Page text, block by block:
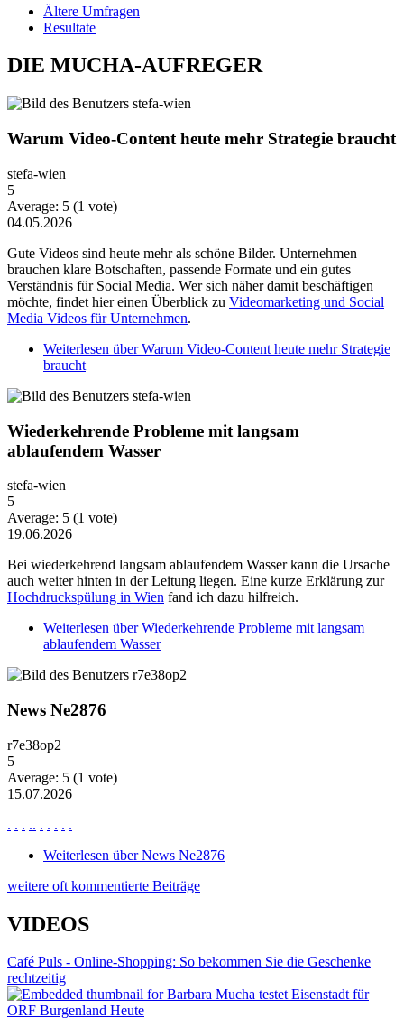
Ältere Umfragen
Resultate
DIE MUCHA-AUFREGER
Warum Video-Content heute mehr Strategie braucht
stefa-wien
5
Average: 5 (1 vote)
04.05.2026
Gute Videos sind heute mehr als schöne Bilder. Unternehmen
brauchen klare Botschaften, passende Formate und ein gutes
Verständnis für Social Media. Wer sich näher damit beschäftigen
möchte, findet hier einen Überblick zu Videomarketing und Social
Media Videos für Unternehmen.
Weiterlesen über Warum Video-Content heute mehr Strategie
braucht
Wiederkehrende Probleme mit langsam
ablaufendem Wasser
stefa-wien
5
Average: 5 (1 vote)
19.06.2026
Bei wiederkehrend langsam ablaufendem Wasser kann die Ursache
auch weiter hinten in der Leitung liegen. Eine kurze Erklärung zur
Hochdruckspülung in Wien fand ich dazu hilfreich.
Weiterlesen über Wiederkehrende Probleme mit langsam
ablaufendem Wasser
News Ne2876
r7e38op2
5
Average: 5 (1 vote)
15.07.2026
. . . .. . . . . .
Weiterlesen über News Ne2876
weitere oft kommentierte Beiträge
VIDEOS
Café Puls - Online-Shopping: So bekommen Sie die Geschenke
rechtzeitig